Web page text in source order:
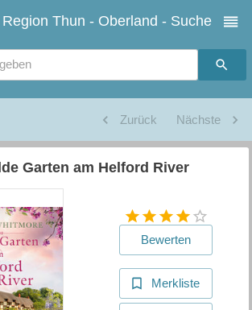
Thun - Oberland - Suche
Zurück Nächste
Garten am Helford River
Bewerten
Merkliste